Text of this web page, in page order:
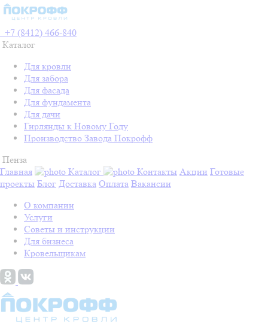
+7 (8412) 466-840
Каталог
Для кровли
Для забора
Для фасада
Для фундамента
Для дачи
Гирлянды к Новому Году
Производство Завода Покрофф
Пенза
Главная
Каталог Контакты Акции Готовые
проекты Блог Доставка Оплата Вакансии
О компании
Услуги
Советы и инструкции
Для бизнеса
Кровельщикам